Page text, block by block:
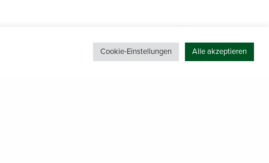
Cookie-Einstellungen Alle akzeptieren